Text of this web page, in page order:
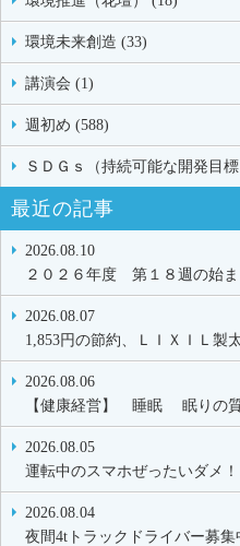
環境未来創造 (33)
講演会 (1)
週初め (588)
ＳＤＧｓ（持続可能な開発目
最近の記事
2026.08.10
２０２６年度 第１８週の始
2026.08.07
1,853円の節約、ＬＩＸＩＬ製
2026.08.06
【健康経営】 睡眠 眠りの
2026.08.05
運転中のスマホぜったいダメ
2026.08.04
夜間4tトラックドライバー募集